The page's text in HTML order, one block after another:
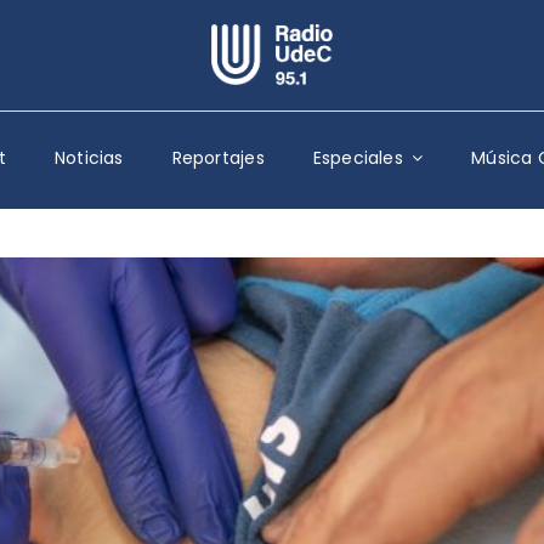
Escuchar Radio UdeC en vivo
Quiénes Somos
Programación
Podcast
Noticias
Reportajes
Columnas
Música Clásica
Especiales
Noticias Reportajes Especiales Música